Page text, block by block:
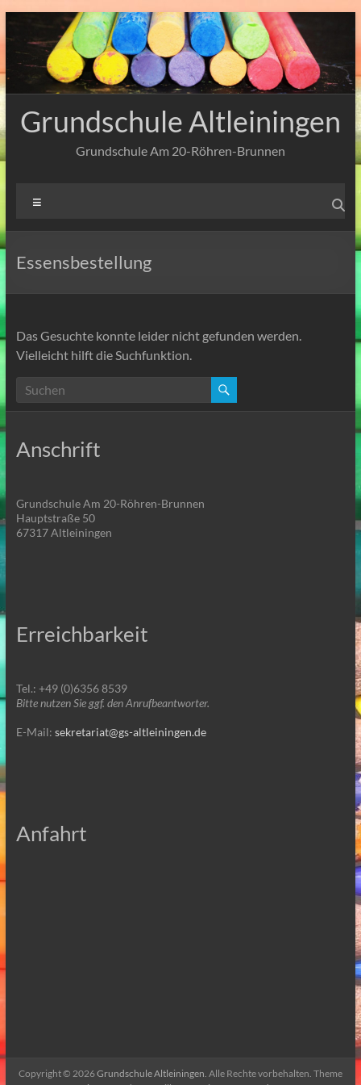
Zum
Inhalt
springen
Grundschule Altleiningen
Grundschule Am 20-Röhren-Brunnen
Essensbestellung
Das Gesuchte konnte leider nicht gefunden werden.
Vielleicht hilft die Suchfunktion.
Anschrift
Grundschule Am 20-Röhren-Brunnen
Hauptstraße 50
67317 Altleiningen
Erreichbarkeit
Tel.: +49 (0)6356 8539
Bitte nutzen Sie ggf. den Anrufbeantworter.
E-Mail: sekretariat@gs-altleiningen.de
Anfahrt
Copyright © 2026Grundschule Altleiningen . Alle Rechte vorbehalten. Theme